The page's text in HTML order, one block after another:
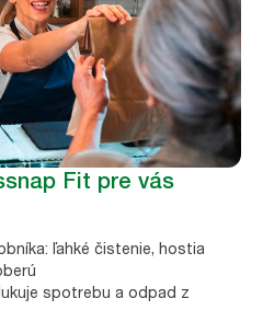
Fit pre vás
ľahké čistenie, hostia
spotrebu a odpad z